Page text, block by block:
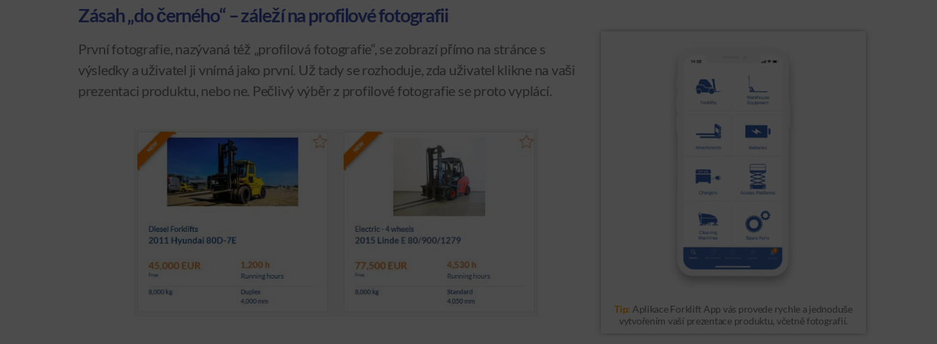
Zásah „do černého“ – záleží na profilové fotografii
První fotografie, nazývaná též „profilová fotografie“, se zobrazí přímo na stránce s
výsledky a uživatel ji vnímá jako první. Už tady se rozhoduje, zda uživatel klikne na vaši
prezentaci produktu, nebo ne. Pečlivý výběr z profilové fotografie se proto vyplácí.
Tip: Aplikace Forklift App vás provede rychle a jednoduše
vytvořením vaší prezentace produktu, včetně fotografií.